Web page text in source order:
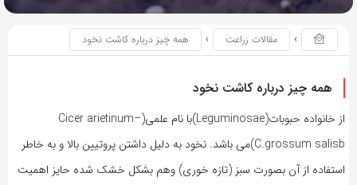
مقالات زراعت همه چیز درباره کاشت نخود
همه چیز درباره کاشت نخود
از خانواده حبوبات(Leguminosae)با نام علمی(Cicer arietinum–
C.grossum salisb)می باشد. نخود به دلیل داشتن پروتیین بالا و به خاطر
استفاده از آن بصورت سبز (تازه خوری) وهم بشکل خشک شده حایز اهمیت